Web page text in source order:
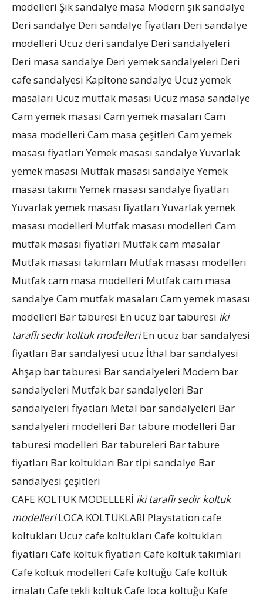
modelleri Şık sandalye masa Modern şık sandalye
Deri sandalye Deri sandalye fiyatları Deri sandalye
modelleri Ucuz deri sandalye Deri sandalyeleri
Deri masa sandalye Deri yemek sandalyeleri Deri
cafe sandalyesi Kapitone sandalye Ucuz yemek
masaları Ucuz mutfak masası Ucuz masa sandalye
Cam yemek masası Cam yemek masaları Cam
masa modelleri Cam masa çeşitleri Cam yemek
masası fiyatları Yemek masası sandalye Yuvarlak
yemek masası Mutfak masası sandalye Yemek
masası takımı Yemek masası sandalye fiyatları
Yuvarlak yemek masası fiyatları Yuvarlak yemek
masası modelleri Mutfak masası modelleri Cam
mutfak masası fiyatları Mutfak cam masalar
Mutfak masası takımları Mutfak masası modelleri
Mutfak cam masa modelleri Mutfak cam masa
sandalye Cam mutfak masaları Cam yemek masası
modelleri Bar taburesi En ucuz bar taburesi iki
taraflı sedir koltuk modelleriEn ucuz bar sandalyesi
fiyatları Bar sandalyesi ucuz İthal bar sandalyesi
Ahşap bar taburesi Bar sandalyeleri Modern bar
sandalyeleri Mutfak bar sandalyeleri Bar
sandalyeleri fiyatları Metal bar sandalyeleri Bar
sandalyeleri modelleri Bar tabure modelleri Bar
taburesi modelleri Bar tabureleri Bar tabure
fiyatları Bar koltukları Bar tipi sandalye Bar
sandalyesi çeşitleri
CAFE KOLTUK MODELLERİ iki taraflı sedir koltuk
modelleriLOCA KOLTUKLARI Playstation cafe
koltukları Ucuz cafe koltukları Cafe koltukları
fiyatları Cafe koltuk fiyatları Cafe koltuk takımları
Cafe koltuk modelleri Cafe koltuğu Cafe koltuk
imalatı Cafe tekli koltuk Cafe loca koltuğu Kafe